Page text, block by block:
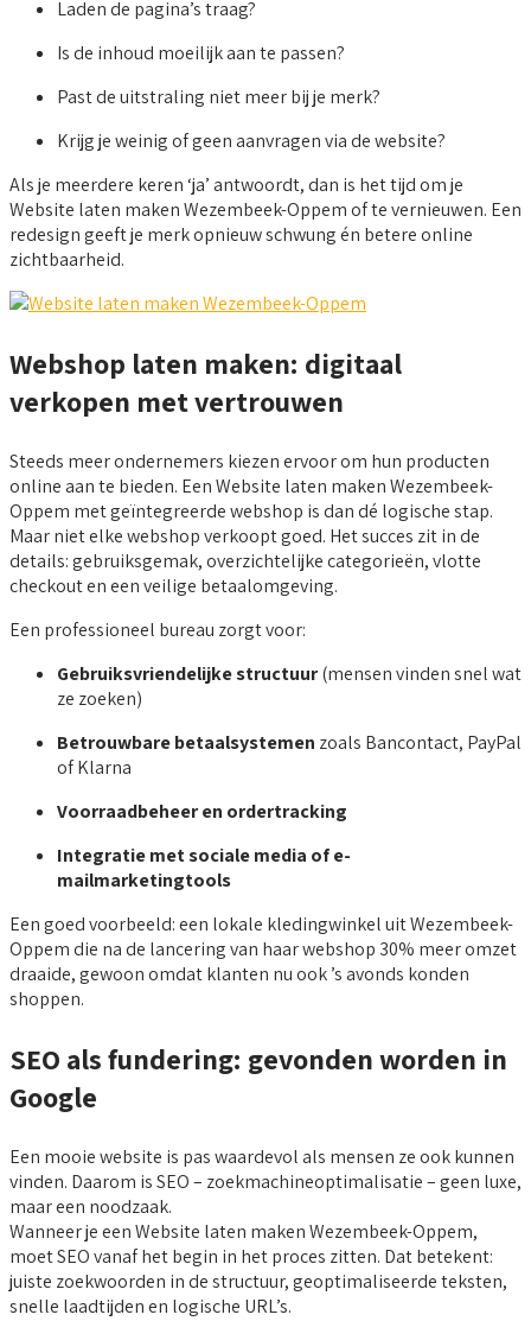
Laden de pagina’s traag?
Is de inhoud moeilijk aan te passen?
Past de uitstraling niet meer bij je merk?
Krijg je weinig of geen aanvragen via de website?
Als je meerdere keren ‘ja’ antwoordt, dan is het tijd om je
Website laten maken Wezembeek-Oppem of te vernieuwen. Een
redesign geeft je merk opnieuw schwung én betere online
zichtbaarheid.
Webshop laten maken: digitaal
verkopen met vertrouwen
Steeds meer ondernemers kiezen ervoor om hun producten
online aan te bieden. Een Website laten maken Wezembeek-
Oppem met geïntegreerde webshop is dan dé logische stap.
Maar niet elke webshop verkoopt goed. Het succes zit in de
details: gebruiksgemak, overzichtelijke categorieën, vlotte
checkout en een veilige betaalomgeving.
Een professioneel bureau zorgt voor:
Gebruiksvriendelijke structuur(mensen vinden snel wat
ze zoeken)
Betrouwbare betaalsystemen zoals Bancontact, PayPal
of Klarna
Voorraadbeheer en ordertracking
Integratie met sociale media of e-
mailmarketingtools
Een goed voorbeeld: een lokale kledingwinkel uit Wezembeek-
Oppem die na de lancering van haar webshop 30% meer omzet
draaide, gewoon omdat klanten nu ook ’s avonds konden
shoppen.
SEO als fundering: gevonden worden in
Google
Een mooie website is pas waardevol als mensen ze ook kunnen
vinden. Daarom is SEO – zoekmachineoptimalisatie – geen luxe,
maar een noodzaak.
Wanneer je een Website laten maken Wezembeek-Oppem,
moet SEO vanaf het begin in het proces zitten. Dat betekent:
juiste zoekwoorden in de structuur, geoptimaliseerde teksten,
snelle laadtijden en logische URL’s.